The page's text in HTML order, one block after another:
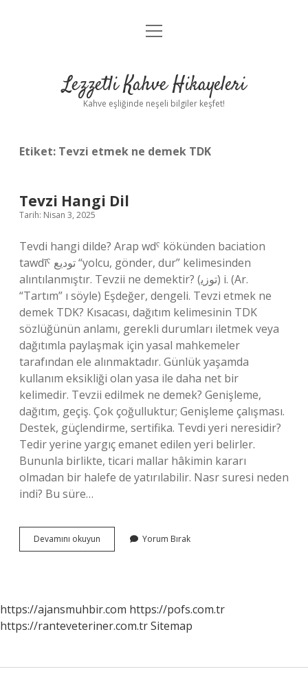
Anasayfa
Yasal Uyarı
menüyü
Lezzetli Kahve Hikayeleri
Kahve eşliğinde neşeli bilgiler keşfet!
Etiket: Tevzi etmek ne demek TDK
Tevzi Hangi Dil
Tarih: Nisan 3, 2025
Tevdi hangi dilde? Arap wdˁ kökünden baciation
tawdīˁ توديع “yolcu, gönder, dur” kelimesinden
alıntılanmıştır. Tevzii ne demektir? (ﺗﻮﺯﻳ) i. (Ar.
“Tartım” ı söyle) Eşdeğer, dengeli. Tevzi etmek ne
demek TDK? Kısacası, dağıtım kelimesinin TDK
sözlüğünün anlamı, gerekli durumları iletmek veya
dağıtımla paylaşmak için yasal mahkemeler
tarafından ele alınmaktadır. Günlük yaşamda
kullanım eksikliği olan yasa ile daha net bir
kelimedir. Tevzii edilmek ne demek? Genişleme,
dağıtım, geçiş. Çok çoğulluktur; Genişleme çalışması.
Destek, güçlendirme, sertifika. Tevdi yeri neresidir?
Tedir yerine yargıç emanet edilen yeri belirler.
Bununla birlikte, ticari mallar hâkimin kararı
olmadan bir halefe de yatırılabilir. Nasr suresi neden
indi? Bu süre…
Devamını okuyun
Hangi
Yorum Bırak
https://ajansmuhbir.com https://pofs.com.tr
https://ranteveteriner.com.trSitemap